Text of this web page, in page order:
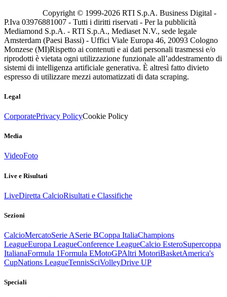
Copyright © 1999-2026 RTI S.p.A. Business Digital -
P.Iva 03976881007 - Tutti i diritti riservati - Per la pubblicità
Mediamond S.p.A. - RTI S.p.A., Mediaset N.V., sede legale
Amsterdam (Paesi Bassi) - Uffici Viale Europa 46, 20093 Cologno
Monzese (MI)Rispetto ai contenuti e ai dati personali trasmessi e/o
riprodotti è vietata ogni utilizzazione funzionale all’addestramento di
sistemi di intelligenza artificiale generativa. È altresì fatto divieto
espresso di utilizzare mezzi automatizzati di data scraping.
Legal
CorporatePrivacy PolicyCookie Policy
Media
VideoFoto
Live e Risultati
LiveDiretta CalcioRisultati e Classifiche
Sezioni
CalcioMercatoSerie ASerie BCoppa ItaliaChampions
LeagueEuropa LeagueConference LeagueCalcio EsteroSupercoppa
ItalianaFormula 1Formula EMotoGPAltri MotoriBasketAmerica's
CupNations LeagueTennisSciVolleyDrive UP
Speciali